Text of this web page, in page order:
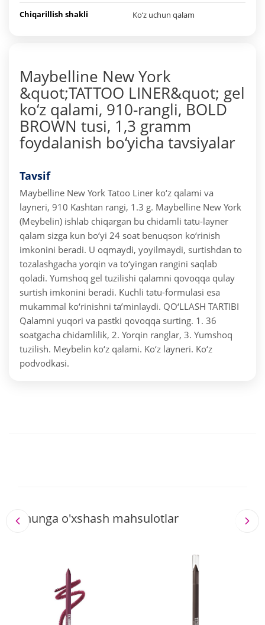
Chiqarillish shakli Ko‘z uchun qalam
Maybelline New York
&quot;TATTOO LINER&quot; gel
ko‘z qalami, 910-rangli, BOLD
BROWN tusi, 1,3 gramm
foydalanish bo‘yicha tavsiyalar
Tavsif
Maybelline New York Tatoo Liner ko‘z qalami va
layneri, 910 Kashtan rangi, 1.3 g. Maybelline New York
(Meybelin) ishlab chiqargan bu chidamli tatu-layner
qalam sizga kun bo‘yi 24 soat benuqson ko‘rinish
imkonini beradi. U oqmaydi, yoyilmaydi, surtishdan to
tozalashgacha yorqin va to‘yingan rangini saqlab
qoladi. Yumshoq gel tuzilishi qalamni qovoqqa qulay
surtish imkonini beradi. Kuchli tatu-formulasi esa
mukammal ko‘rinishni ta’minlaydi. QO‘LLASH TARTIBI
Qalamni yuqori va pastki qovoqqa surting. 1. 36
soatgacha chidamlilik, 2. Yorqin ranglar, 3. Yumshoq
tuzilish. Meybelin ko‘z qalami. Ko‘z layneri. Ko‘z
podvodkasi.
Shunga o'xshash mahsulotlar